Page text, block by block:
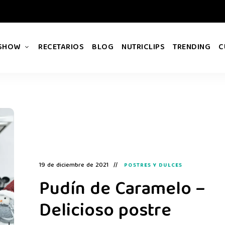
RECETARIOS BLOG NUTRICLIPS TRENDING
19 de diciembre de 2021 POSTRES Y DULCES
Pudín de Caramelo –
Delicioso postre